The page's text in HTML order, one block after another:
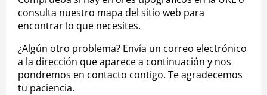
consulta nuestro mapa del sitio web para
encontrar lo que necesites.
¿Algún otro problema? Envía un correo electrónico
a la dirección que aparece a continuación y nos
pondremos en contacto contigo. Te agradecemos
tu paciencia.